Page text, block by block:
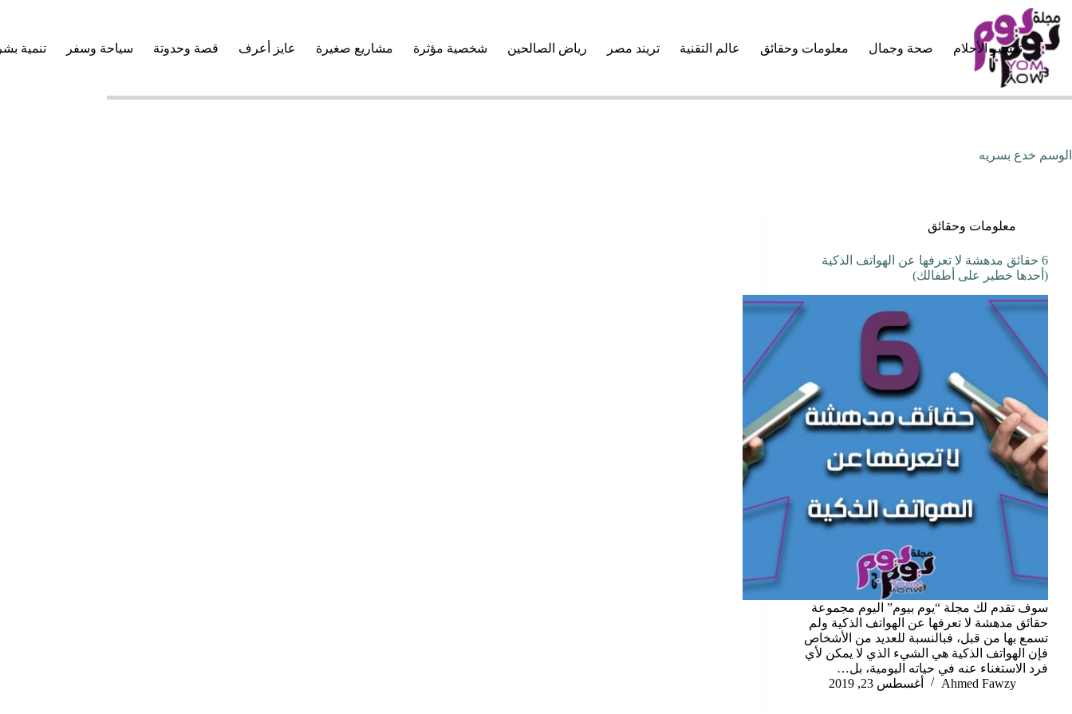
إلى
المحتوى
تفسير الأحلام صحة وجمال معلومات وحقائق عالم التقنية تريند مصر رياض الصالحين شخصية مؤثرة مشاريع صغيرة عايز أعرف قصة وحدوتة سياحة وسفر تنمية
الوسم خدع بسريه
معلومات وحقائق
6 حقائق مدهشة لا تعرفها عن الهواتف الذكية
(أحدها خطير على أطفالك)
سوف تقدم لك مجلة “يوم بيوم” اليوم مجموعة
حقائق مدهشة لا تعرفها عن الهواتف الذكية ولم
تسمع بها من قبل، فبالنسبة للعديد من الأشخاص
فإن الهواتف الذكية هي الشيء الذي لا يمكن لأي
فرد الاستغناء عنه في حياته اليومية، بل…
Ahmed Fawzy
أغسطس 23, 2019